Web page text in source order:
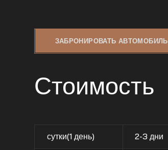
ЗАБРОНИРОВАТЬ АВТОМОБИЛЬ
Стоимость
сутки(1 день) 2-3 дни